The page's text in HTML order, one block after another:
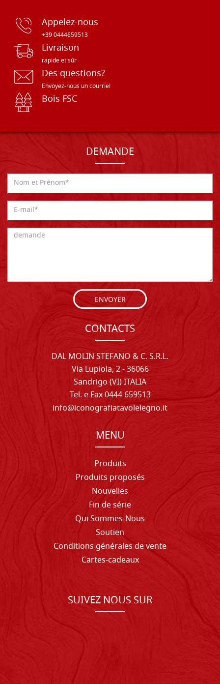
Appelez-nous
+39 0444659513
Livraison
rapide et sûr
Des questions?
Envoyez-nous un courriel
Bois FSC
DEMANDE
ENVOYER
CONTACTS
DAL MOLIN STEFANO & C. S.R.L.
Via Lupiola, 2 - 36066
Sandrigo (VI) ITALIA
Tel. e Fax 0444 659513
info@iconografiatavolelegno.it
MENU
Produits
Produits proposés
Nouvelles
Fin de série
Qui Sommes-Nous
Soutien
Conditions générales de vente
Cartes-cadeaux
SUIVEZ NOUS SUR